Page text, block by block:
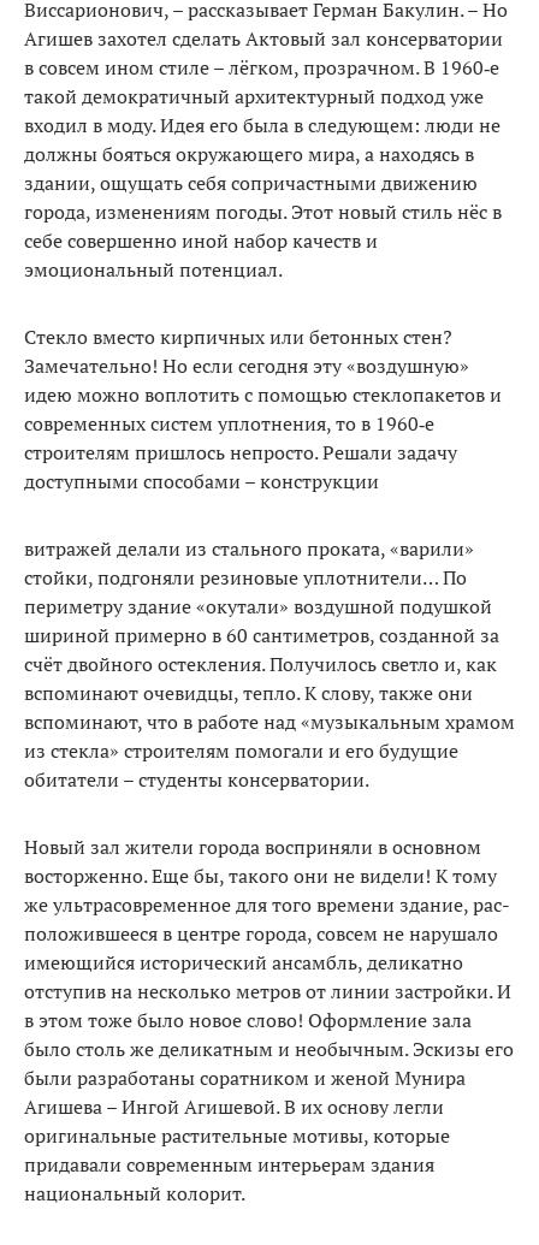
Виссари­онович, – рассказывает Герман Бакулин. – Но
Агишев захотел сделать Актовый зал консерва­тории
в совсем ином стиле – лёг­ком, прозрачном. В 1960‑е
такой демократичный архитектурный подход уже
входил в моду. Идея его была в следующем: люди не
должны бояться окружающего мира, а находясь в
здании, ощу­щать себя сопричастными дви­жению
города, изменениям по­годы. Этот новый стиль нёс в
себе совершенно иной набор качеств и
эмоциональный потенциал.
Стекло вместо кирпичных или бетонных стен?
Замеча­тельно! Но если сегодня эту «воз­душную»
идею можно воплотить с помощью стеклопакетов и
со­временных систем уплотнения, то в 1960‑е
строителям пришлось непросто. Решали задачу
доступ­ными способами – конструкции
витражей делали из стального проката, «варили»
стойки, под­гоняли резиновые уплотнители… По
периметру здание «окутали» воздушной подушкой
шириной примерно в 60 сантиметров, созданной за
счёт двойного остекления. Получилось светло и, как
вспоминают очевидцы, тепло. К слову, также они
вспо­минают, что в работе над «му­зыкальным храмом
из стекла» строителям помогали и его бу­дущие
обитатели – студенты консерватории.
Новый зал жители города вос­приняли в основном
восторжен­но. Еще бы, такого они не видели! К тому
же ультрасовременное для того времени здание, рас­
положившееся в центре города, совсем не нарушало
имеющийся исторический ансамбль, дели­катно
отступив на несколько метров от линии застройки. И
в этом тоже было новое сло­во! Оформление зала
было столь же деликатным и необычным. Эскизы его
были разработаны соратником и женой Мунира
Агишева – Ингой Агишевой. В их основу легли
оригинальные растительные мотивы, которые
придавали современным инте­рьерам здания
национальный колорит.